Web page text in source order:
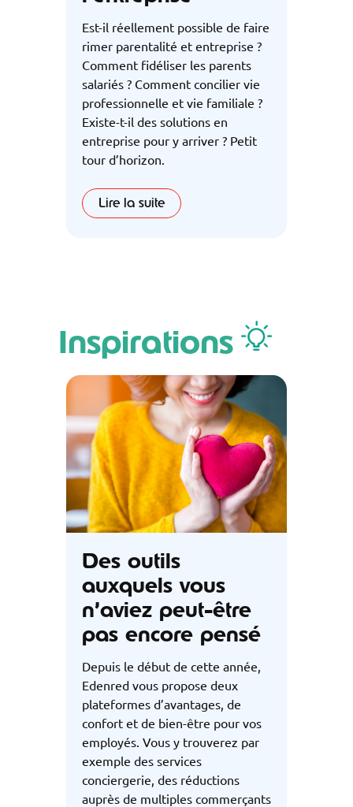
Est-il réellement possible de faire
rimer parentalité et entreprise ?
Comment fidéliser les parents
salariés ? Comment concilier vie
professionnelle et vie familiale ?
Existe-t-il des solutions en
entreprise pour y arriver ? Petit
tour d’horizon.
Lire la suite
Inspirations
Des outils
auxquels vous
n’aviez peut-être
pas encore pensé
Depuis le début de cette année,
Edenred vous propose deux
plateformes d’avantages, de
confort et de bien-être pour vos
employés. Vous y trouverez par
exemple des services
conciergerie, des réductions
auprès de multiples commerçants